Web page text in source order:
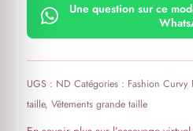
Une question sur ce
UGS : ND Catégories : Fashion Curvy
taille, Vêtements grande taille